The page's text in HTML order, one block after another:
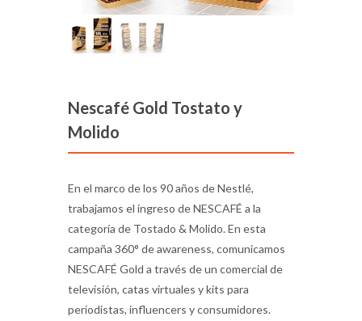
Nescafé Gold Tostato y
Molido
En el marco de los 90 años de Nestlé,
trabajamos el ingreso de NESCAFÉ a la
categoría de Tostado & Molido. En esta
campaña 360° de awareness, comunicamos
NESCAFÉ Gold a través de un comercial de
televisión, catas virtuales y kits para
periodistas, influencers y consumidores.